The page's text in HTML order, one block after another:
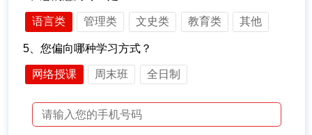
语言类 管理类 文史类 教育类 其他
5、您偏向哪种学习方式？
网络授课 周末班 全日制